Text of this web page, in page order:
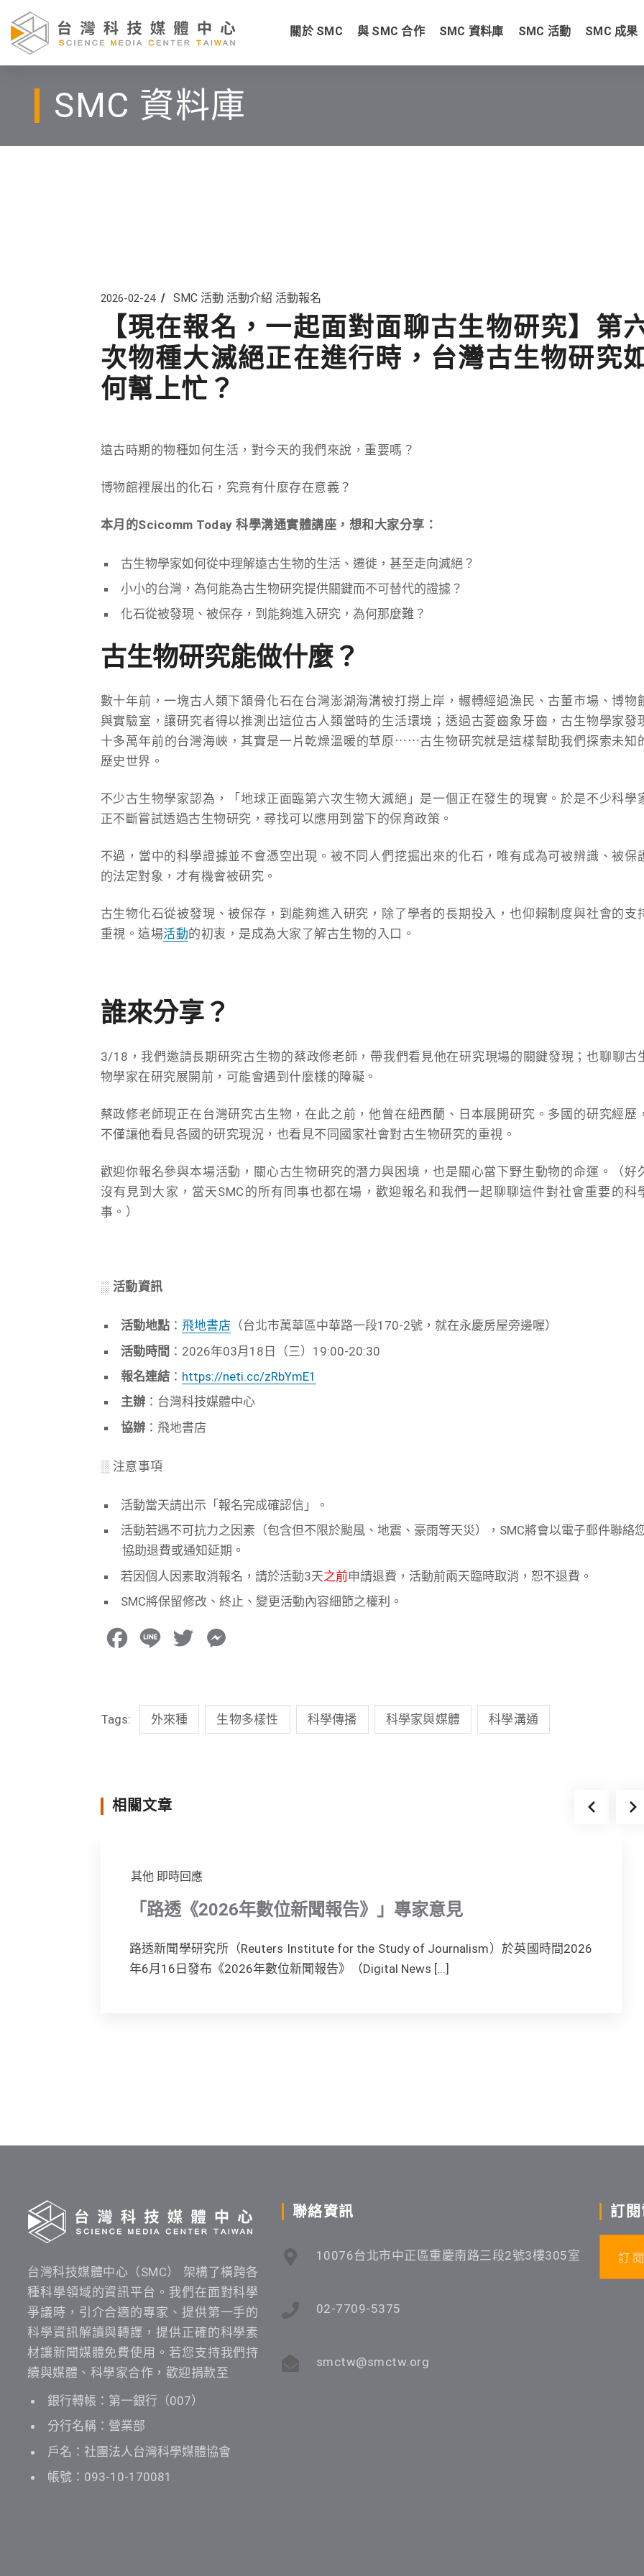
關於 SMC 與 SMC 合作 SMC 資料庫 SMC 活動 SMC 成果
SMC 資料庫
2026-02-24 SMC 活動 活動介紹 活動報名
【現在報名，一起面對面聊古生物研究】第
次物種大滅絕正在進行時，台灣古生物研究如
何幫上忙？
遠古時期的物種如何生活，對今天的我們來說，重要嗎？
博物館裡展出的化石，究竟有什麼存在意義？
本月的Scicomm Today 科學溝通實體講座，想和大家分享：
古生物學家如何從中理解遠古生物的生活、遷徙，甚至走向滅絕？
小小的台灣，為何能為古生物研究提供關鍵而不可替代的證據？
化石從被發現、被保存，到能夠進入研究，為何那麼難？
古生物研究能做什麼？
數十年前，一塊古人類下頷骨化石在台灣澎湖海溝被打撈上岸，輾轉經過漁民、古董市場、博物
與實驗室，讓研究者得以推測出這位古人類當時的生活環境；透過古菱齒象牙齒，古生物學家發
十多萬年前的台灣海峽，其實是一片乾燥溫暖的草原⋯⋯古生物研究就是這樣幫助我們探索未知
歷史世界。
不少古生物學家認為，「地球正面臨第六次生物大滅絕」是一個正在發生的現實。於是不少科學
正不斷嘗試透過古生物研究，尋找可以應用到當下的保育政策。
不過，當中的科學證據並不會憑空出現。被不同人們挖掘出來的化石，唯有成為可被辨識、被保
的法定對象，才有機會被研究。
古生物化石從被發現、被保存，到能夠進入研究，除了學者的長期投入，也仰賴制度與社會的支
重視。這場活動的初衷，是成為大家了解古生物的入口。
誰來分享？
3/18，我們邀請長期研究古生物的蔡政修老師，帶我們看見他在研究現場的關鍵發現；也聊聊古
物學家在研究展開前，可能會遇到什麼樣的障礙。
蔡政修老師現正在台灣研究古生物，在此之前，他曾在紐西蘭、日本展開研究。多國的研究經歷，
不僅讓他看見各國的研究現況，也看見不同國家社會對古生物研究的重視。
歡迎你報名參與本場活動，關心古生物研究的潛力與困境，也是關心當下野生動物的命運。（好
沒有見到大家，當天SMC的所有同事也都在場，歡迎報名和我們一起聊聊這件對社會重要的科
事。）
░ 活動資訊
活動地點： 飛地書店 （台北市萬華區中華路一段170-2號，就在永慶房屋旁邊喔）
活動時間 ：2026年03月18日（三）19:00-20:30
報名連結： https://neti.cc/zRbYmE1
主辦：台灣科技媒體中心
協辦：飛地書店
░ 注意事項
活動當天請出示「報名完成確認信」。
活動若遇不可抗力之因素（包含但不限於颱風、地震、豪雨等天災），SMC將會以電子郵件聯絡
協助退費或通知延期。
若因個人因素取消報名，請於活動3天之前申請退費，活動前兩天臨時取消，恕不退費。
SMC將保留修改、終止、變更活動內容細節之權利。
o
e
s
Tags: 外來種 生物多樣性 科學傳播 科學家與媒體 科學溝通
相關文章
其他 即時回應
「路透《2026年數位新聞報告》」專家意見
路透新聞學研究所（Reuters Institute for the Study of Journalism）於英國時間2026
年6月16日發布《2026年數位新聞報告》（Digital News [...]
台灣科技媒體中心（SMC） 架構了橫跨各
種科學領域的資訊平台。我們在面對科學
爭議時，引介合適的專家、提供第一手的
科學資訊解讀與轉譯，提供正確的科學素
材讓新聞媒體免費使用。若您支持我們持
續與媒體、科學家合作，歡迎捐款至
銀行轉帳：第一銀行（007）
分行名稱：營業部
戶名：社團法人台灣科學媒體協會
帳號：093-10-170081
聯絡資訊
10076台北市中正區重慶南路三段2號3樓305室
02-7709-5375
smctw@smctw.org
訂
訂